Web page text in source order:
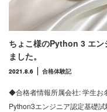
ちょこ様のPython 3 エン
ました。
2021.8.6 合格体験記
◆合格者情報所属会社: 学生お
Python3エンジニア認定基礎